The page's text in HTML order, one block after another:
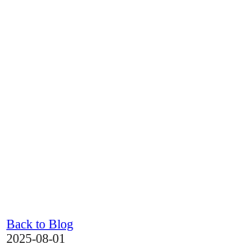
Back to Blog
2025-08-01